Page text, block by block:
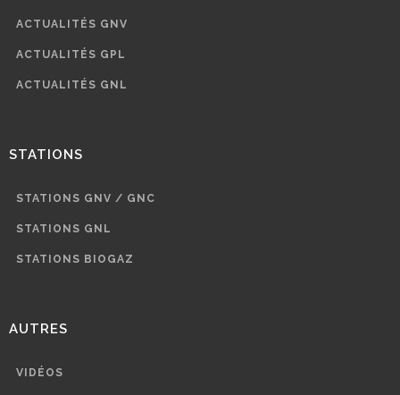
ACTUALITÉS GNV
ACTUALITÉS GPL
ACTUALITÉS GNL
STATIONS
STATIONS GNV / GNC
STATIONS GNL
STATIONS BIOGAZ
AUTRES
VIDÉOS